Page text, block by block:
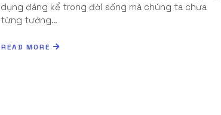
dụng đáng kể trong đời sống mà chúng ta chưa
từng tưởng…
READ MORE